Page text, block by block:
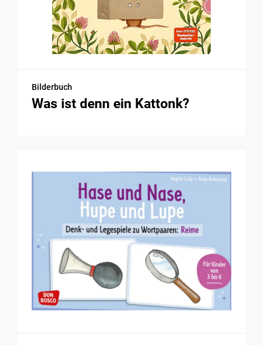
Bilderbuch
Was ist denn ein Kattonk?